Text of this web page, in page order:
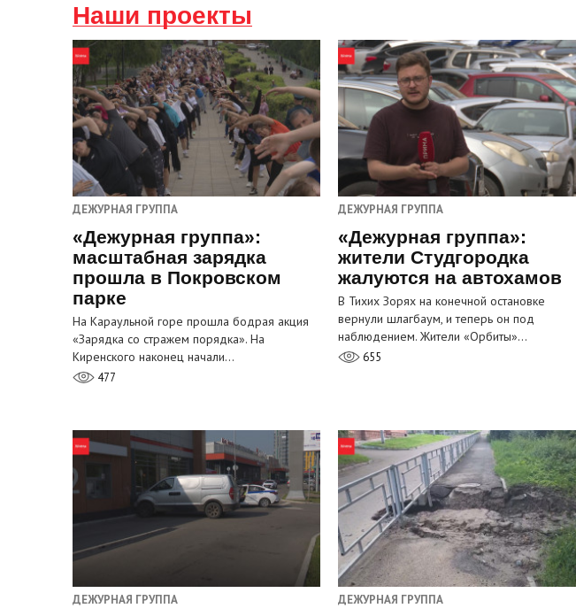
Наши проекты
ДЕЖУРНАЯ ГРУППА
«Дежурная группа»:
масштабная зарядка
прошла в Покровском
парке
На Караульной горе прошла бодрая акция
«Зарядка со стражем порядка». На
Киренского наконец начали…
477
ДЕЖУРНАЯ ГРУППА
«Дежурная группа»:
жители Студгородка
жалуются на автохамов
В Тихих Зорях на конечной остановке
вернули шлагбаум, и теперь он под
наблюдением. Жители «Орбиты»…
655
ДЕЖУРНАЯ ГРУППА ДЕЖУРНАЯ ГРУППА